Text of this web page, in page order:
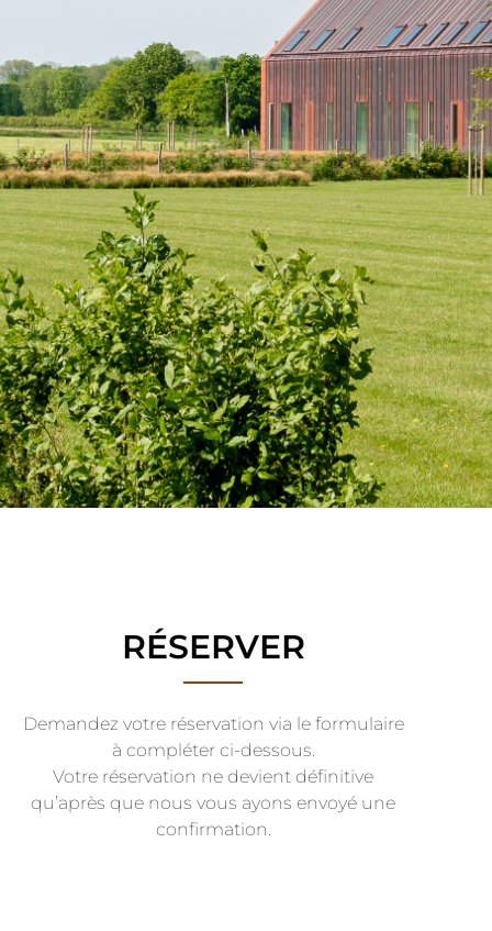
RÉSERVER
Demandez votre réservation via le formulaire
à compléter ci-dessous.
Votre réservation ne devient définitive
qu’après que nous vous ayons envoyé une
confirmation.